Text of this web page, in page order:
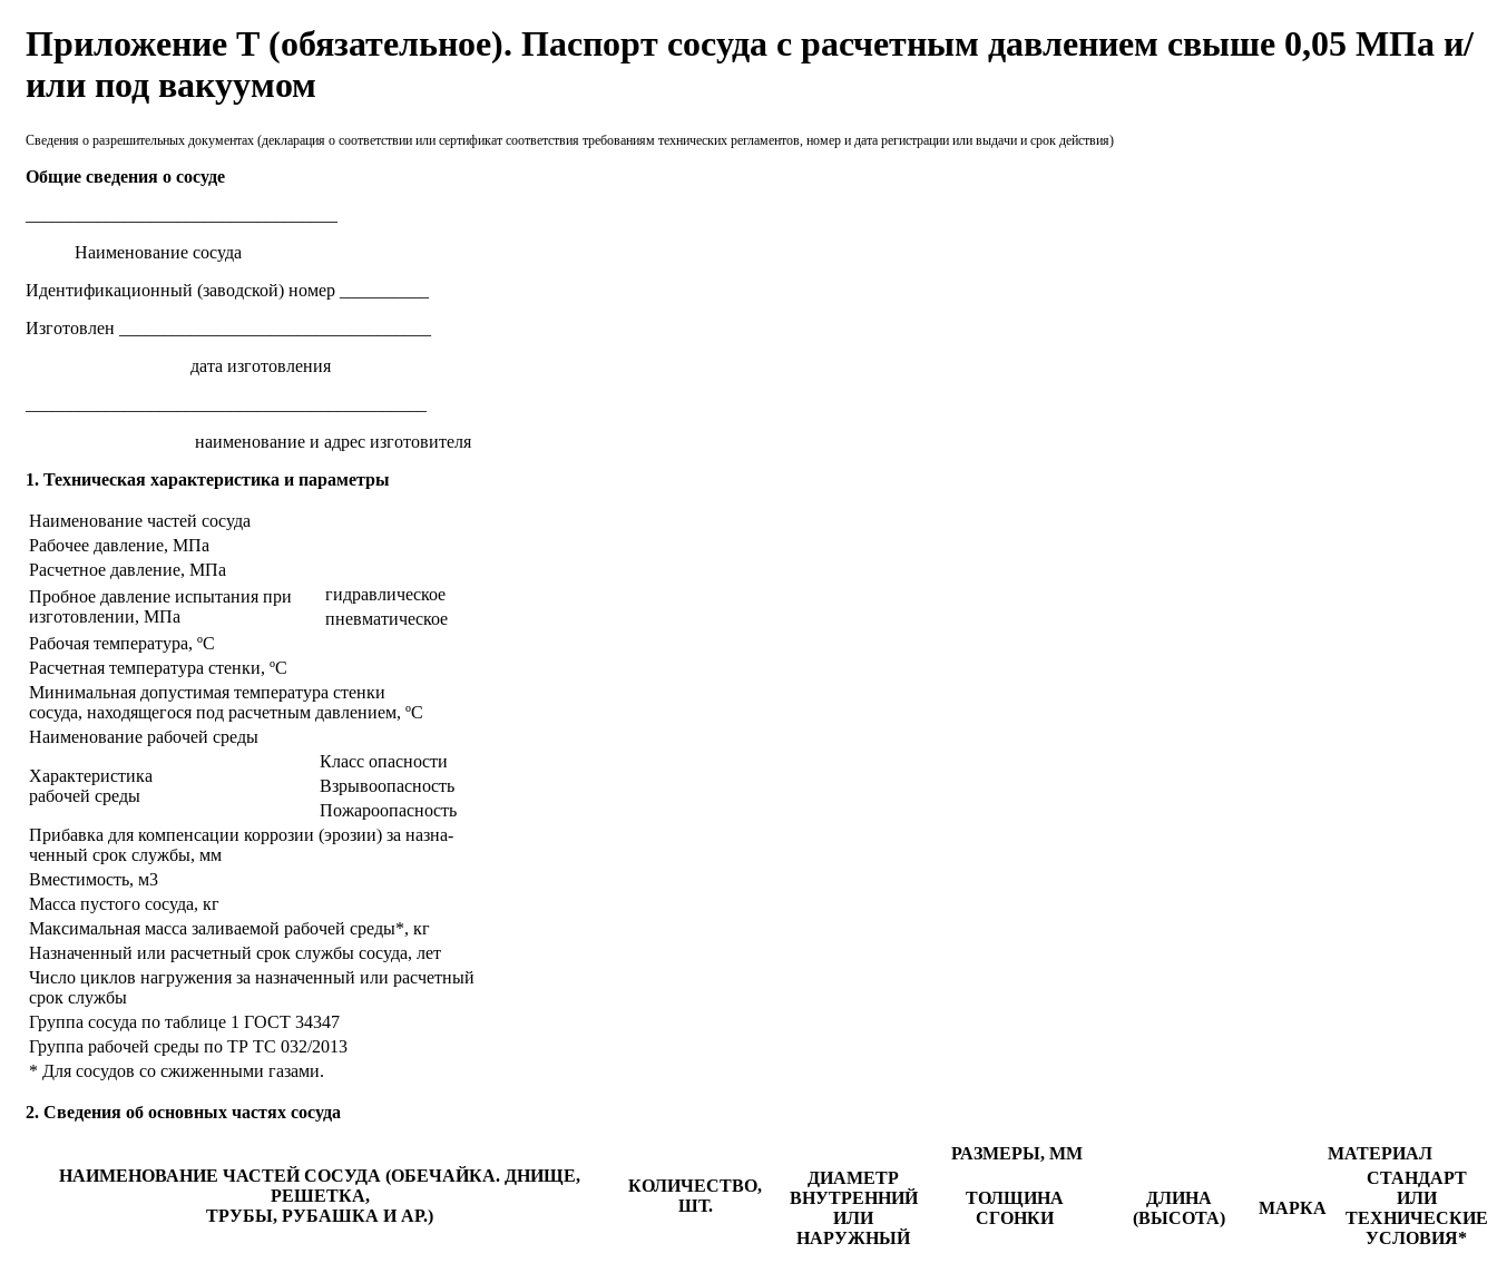
Приложение Т (обязательное). Паспорт сосуда с расчетным давлением свыше 0,05 МПа и/
или под вакуумом
Сведения о разрешительных документах (декларация о соответствии или сертификат соответствия требованиям технических регламентов, номер и дата регистрации или выдачи и срок действия)
Общие сведения о сосуде
Наименование сосуда
Идентификационный (заводской) номер __________
Изготовлен ___________________________________
дата изготовления
наименование и адрес изготовителя
1. Техническая характеристика и параметры
Наименование частей сосуда
Рабочее давление, МПа
Расчетное давление, МПа
Пробное давление испытания при
изготовлении, МПа
гидравлическое
пневматическое
Рабочая температура, ºС
Расчетная температура стенки, ºС
Минимальная допустимая температура стенки
сосуда, находящегося под расчетным давлением, ºС
Наименование рабочей среды
Характеристика
рабочей среды
Класс опасности
Взрывоопасность
Пожароопасность
Прибавка для компенсации коррозии (эрозии) за назна-
ченный срок службы, мм
Вместимость, м3
Масса пустого сосуда, кг
Максимальная масса заливаемой рабочей среды*, кг
Назначенный или расчетный срок службы сосуда, лет
Число циклов нагружения за назначенный или расчетный
срок службы
Группа сосуда по таблице 1 ГОСТ 34347
Группа рабочей среды по ТР ТС 032/2013
* Для сосудов со сжиженными газами.
2. Сведения об основных частях сосуда
НАИМЕНОВАНИЕ ЧАСТЕЙ СОСУДА (ОБЕЧАЙКА. ДНИЩЕ,
РЕШЕТКА,
ТРУБЫ, РУБАШКА И АР.)
КОЛИЧЕСТВО,
ШТ.
РАЗМЕРЫ, ММ
МАТЕРИАЛ
ДИАМЕТР
ВНУТРЕННИЙ
ИЛИ
НАРУЖНЫЙ
ТОЛЩИНА
СГОНКИ
ДЛИНА
(ВЫСОТА)
МАРКА
СТАНДАРТ
ИЛИ
ТЕХНИЧЕСКИЕ
УСЛОВИЯ*